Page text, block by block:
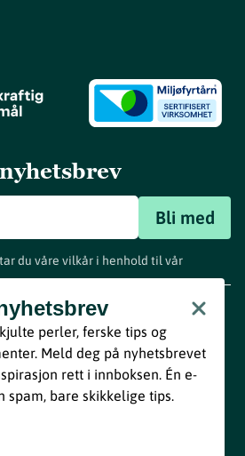
Bli med
du våre vilkår i henhold til vår
perler, ferske tips og
Meld deg på nyhetsbrevet
rett i innboksen. Én e-
spam, bare skikkelige tips.